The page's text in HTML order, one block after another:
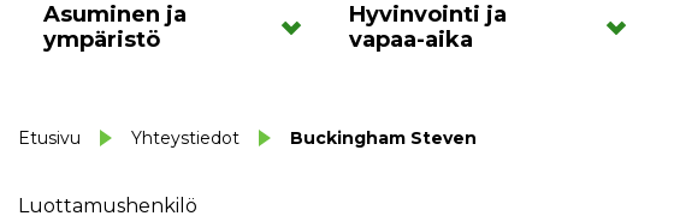
Asuminen ja
ympäristö
Hyvinvointi ja
vapaa-aika
Etusivu Yhteystiedot Buckingham Steven
Luottamushenkilö